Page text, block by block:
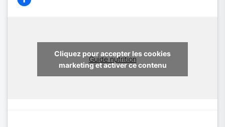
Guide nutrition
Cliquez pour accepter les cookies
marketing et activer ce contenu